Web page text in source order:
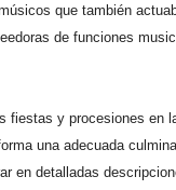
que también
de funciones
fiestas y procesiones en
una adecuada
en detalladas